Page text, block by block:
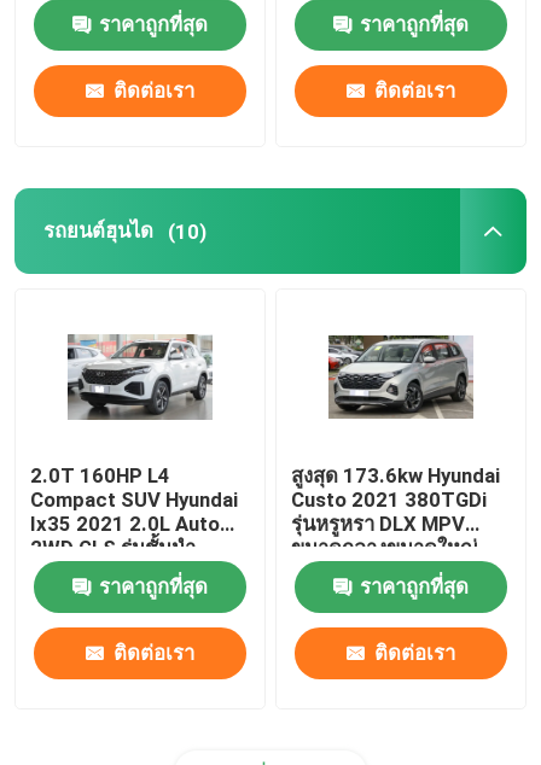
รถยนต์ไฟฟ้า AION
เอ็กซ์เป็ง อีวี คาร์
เบนซ์ อีวีคาร์
รถเบนซ์
ราคาถูกที่สุด
ติดต่อเรา
ราคาถูกที่สุด
ติดต่อเรา
รถยนต์ฮุนได (10)
2.0T 160HP L4
Compact SUV Hyundai
Ix35 2021 2.0L Auto
2WD GLS รุ่นชั้นนำ
ราคาถูกที่สุด
ติดต่อเรา
สูงสุด 173.6kw Hyundai
Custo 2021 380TGDi
รุ่นหรูหรา DLX MPV
ขนาดกลางขนาดใหญ่
ราคาถูกที่สุด
ติดต่อเรา